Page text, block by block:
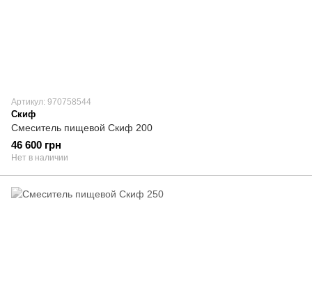
Артикул: 970758544
Скиф
Смеситель пищевой Скиф 200
46 600 грн
Нет в наличии